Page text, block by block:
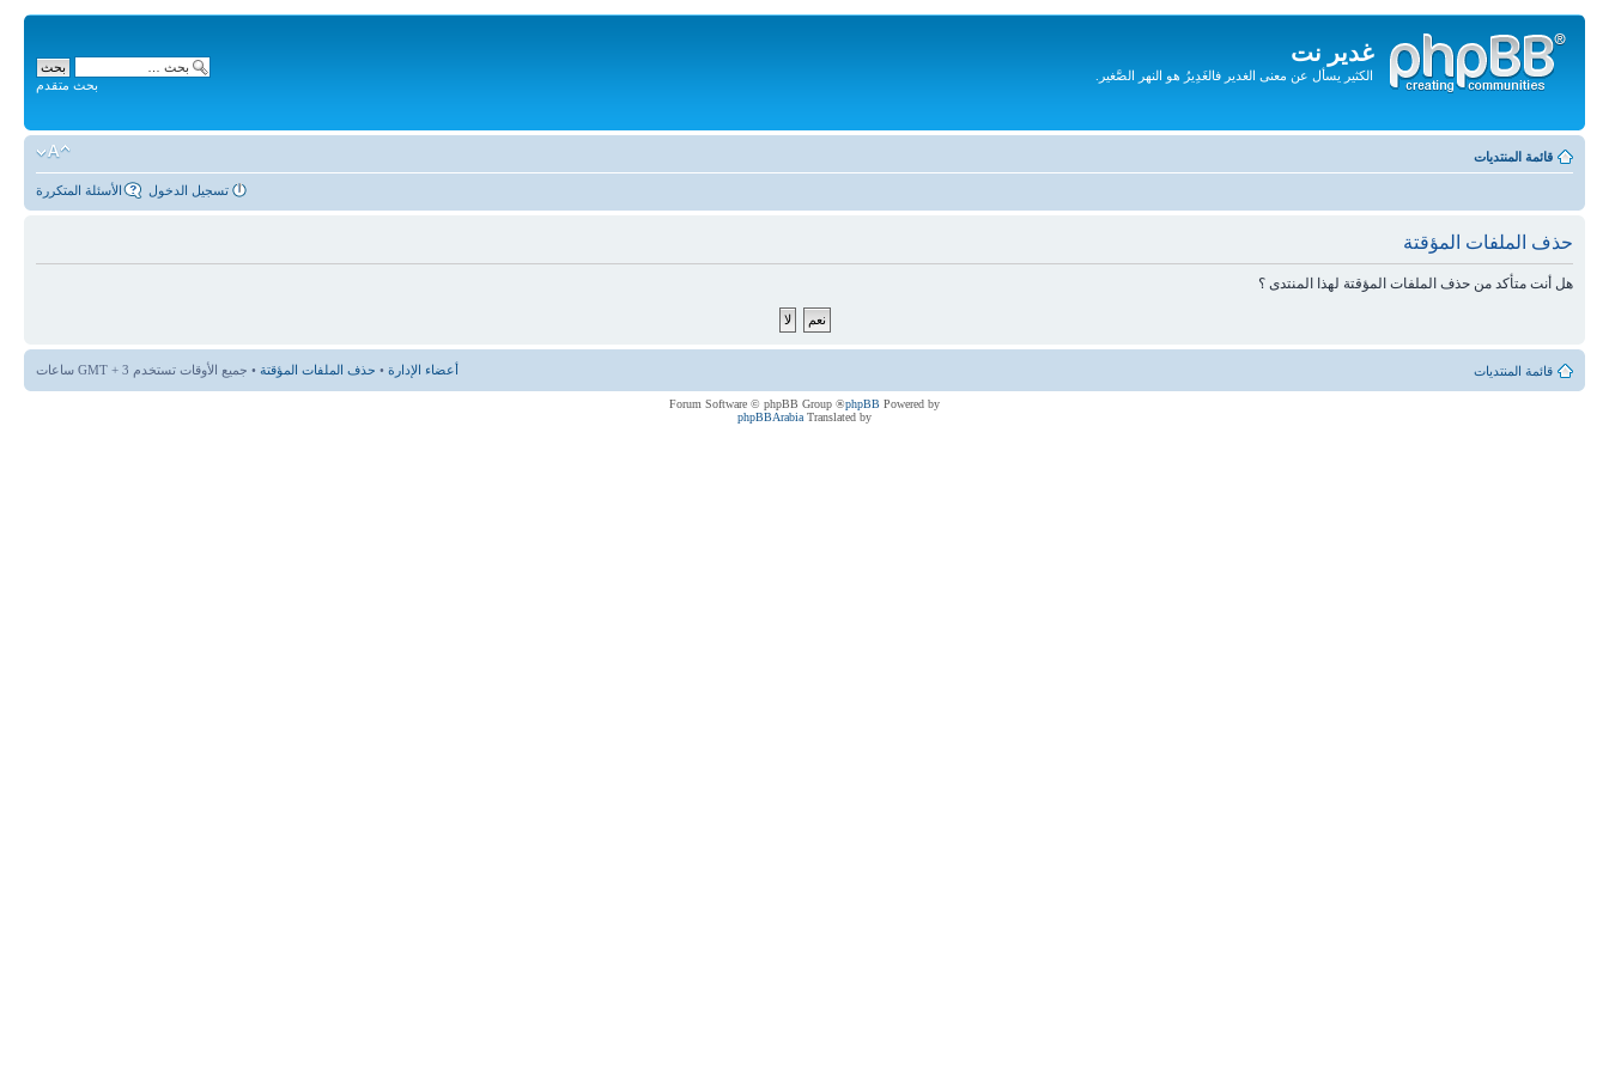
غدير نت
الكثير يسأل عن معنى الغدير فالغَدِيرُ هو النهر الصَّغير.
المحتويات
بحث متقدم
قائمة المنتديات
الأسئلة المتكررة تسجيل الدخول
حذف الملفات المؤقتة
هل أنت متأكد من حذف الملفات المؤقتة لهذا المنتدى ؟
قائمة المنتديات أعضاء الإدارة • حذف الملفات المؤقتة • جميع الأوقات تستخدم GMT + 3 ساعات
Powered by
phpBB
® Forum Software © phpBB Group
Translated by
phpBBArabia